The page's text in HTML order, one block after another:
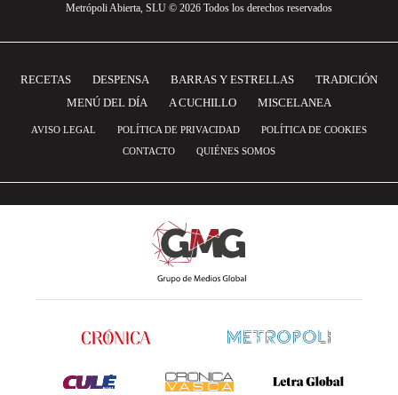
Metrópoli Abierta, SLU © 2026 Todos los derechos reservados
RECETAS DESPENSA BARRAS Y ESTRELLAS
TRADICIÓN
MENÚ DEL DÍA
A CUCHILLO MISCELANEA
AVISO LEGAL POLÍTICA DE PRIVACIDAD
POLÍTICA DE COOKIES
CONTACTO
QUIÉNES SOMOS